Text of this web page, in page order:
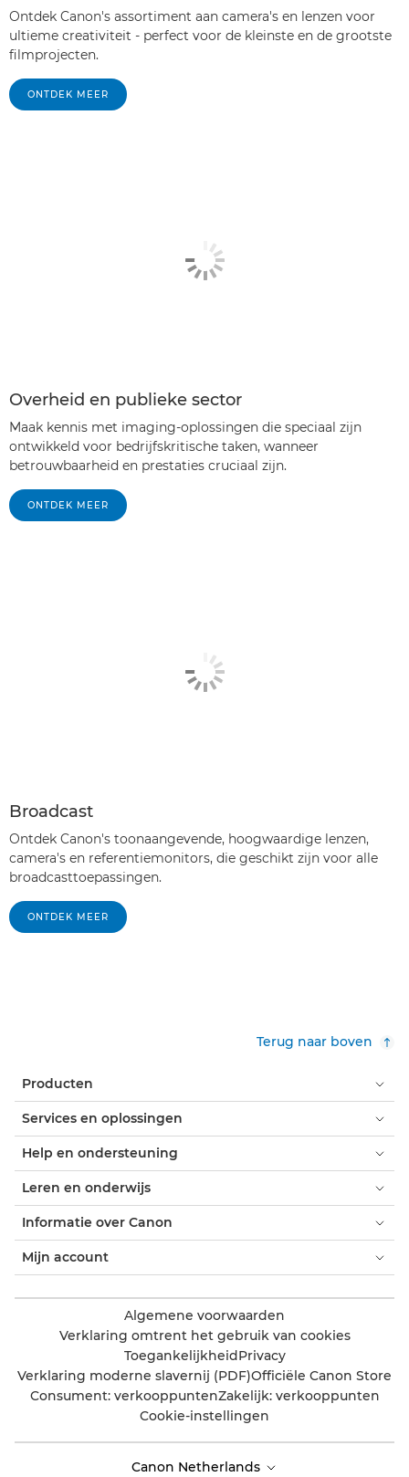
Ontdek Canon's assortiment aan camera's en lenzen voor
ultieme creativiteit - perfect voor de kleinste en de grootste
filmprojecten.
ONTDEK MEER
Overheid en publieke sector
Maak kennis met imaging-oplossingen die speciaal zijn
ontwikkeld voor bedrijfskritische taken, wanneer
betrouwbaarheid en prestaties cruciaal zijn.
ONTDEK MEER
Broadcast
Ontdek Canon's toonaangevende, hoogwaardige lenzen,
camera's en referentiemonitors, die geschikt zijn voor alle
broadcasttoepassingen.
ONTDEK MEER
Terug naar boven
Producten
Services en oplossingen
Help en ondersteuning
Leren en onderwijs
Informatie over Canon
Mijn account
Algemene voorwaarden
Verklaring omtrent het gebruik van cookies
ToegankelijkheidPrivacy
Verklaring moderne slavernij (PDF)Officiële Canon Store
Consument: verkooppuntenZakelijk: verkooppunten
Cookie-instellingen
Canon Netherlands